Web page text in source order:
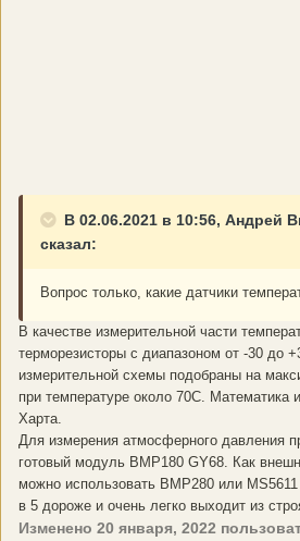
В 02.06.2021 в 10:56, Андрей
сказал:
Вопрос только, какие датчики
В качестве измерительной части
терморезисторы с диапазоном от -30 до
измерительной схемы подобраны на
при температуре около 70С. Математика
Харта.
Для измерения атмосферного давления
готовый модуль BMP180 GY68. Как
можно использовать BMP280 или
в 5 дороже и очень легко выходит из
Изменено 20 января, 2022